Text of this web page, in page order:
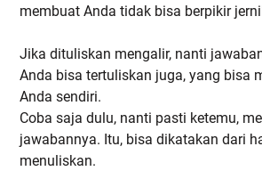
membuat Anda tidak bisa berpikir
Jika dituliskan mengalir, nanti
Anda bisa tertuliskan juga, yang bisa
Anda sendiri.
Coba saja dulu, nanti pasti ketemu,
jawabannya. Itu, bisa dikatakan dari
menuliskan.